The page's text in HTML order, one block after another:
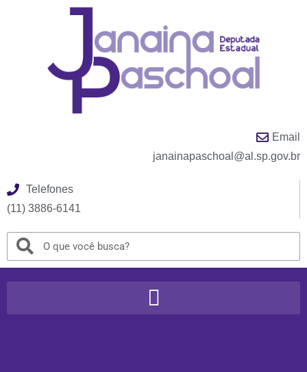
Email
janainapaschoal@al.sp.gov.br
Telefones
(11) 3886-6141